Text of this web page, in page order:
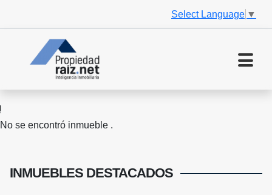
Select Language ▼
No se encontró inmueble .
INMUEBLES DESTACADOS